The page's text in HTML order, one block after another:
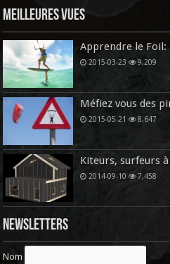
Meilleures vues
Apprendre le
2015-03-23 9,209
Méfiez vous des
2015-05-21 8,647
Kiteurs, surfeurs
2014-09-10 7,458
Newsletters
Nom